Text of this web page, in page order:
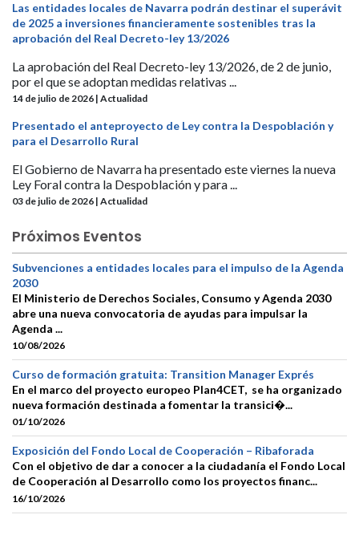
Las entidades locales de Navarra podrán destinar el superávit
de 2025 a inversiones financieramente sostenibles tras la
aprobación del Real Decreto-ley 13/2026
La aprobación del Real Decreto-ley 13/2026, de 2 de junio,
por el que se adoptan medidas relativas ...
14 de julio de 2026 | Actualidad
Presentado el anteproyecto de Ley contra la Despoblación y
para el Desarrollo Rural
El Gobierno de Navarra ha presentado este viernes la nueva
Ley Foral contra la Despoblación y para ...
03 de julio de 2026 | Actualidad
Próximos Eventos
Subvenciones a entidades locales para el impulso de la Agenda
2030
El Ministerio de Derechos Sociales, Consumo y Agenda 2030
abre una nueva convocatoria de ayudas para impulsar la
Agenda ...
10/08/2026
Curso de formación gratuita: Transition Manager Exprés
En el marco del proyecto europeo Plan4CET, se ha organizado
nueva formación destinada a fomentar la transici�...
01/10/2026
Exposición del Fondo Local de Cooperación – Ribaforada
Con el objetivo de dar a conocer a la ciudadanía el Fondo Local
de Cooperación al Desarrollo como los proyectos financ...
16/10/2026